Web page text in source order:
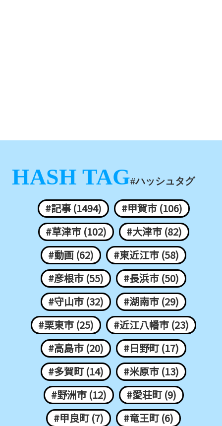
HASH TAG#ハッシュタグ
#記事 (1494)
#甲賀市 (106)
#草津市 (102)
#大津市 (82)
#動画 (62)
#東近江市 (58)
#彦根市 (55)
#長浜市 (50)
#守山市 (32)
#湖南市 (29)
#栗東市 (25)
#近江八幡市 (23)
#高島市 (20)
#日野町 (17)
#多賀町 (14)
#米原市 (13)
#野洲市 (12)
#愛荘町 (9)
#甲良町 (7)
#竜王町 (6)